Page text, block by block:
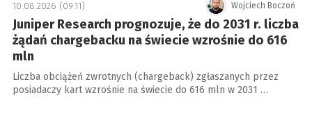
Wojciech Boczoń
10.08.2026 (09:11)
Juniper Research prognozuje, że do 2031 r. liczba
żądań chargebacku na świecie wzrośnie do 616
mln
Liczba obciążeń zwrotnych (chargeback) zgłaszanych przez
posiadaczy kart wzrośnie na świecie do 616 mln w 2031 …